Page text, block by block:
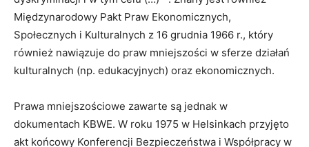
Międzynarodowy Pakt Praw Ekonomicznych,
Społecznych i Kulturalnych z 16 grudnia 1966 r., który
również nawiązuje do praw mniejszości w sferze działań
kulturalnych (np. edukacyjnych) oraz ekonomicznych.
Prawa mniejszościowe zawarte są jednak w
dokumentach KBWE. W roku 1975 w Helsinkach przyjęto
akt końcowy Konferencji Bezpieczeństwa i Współpracy w